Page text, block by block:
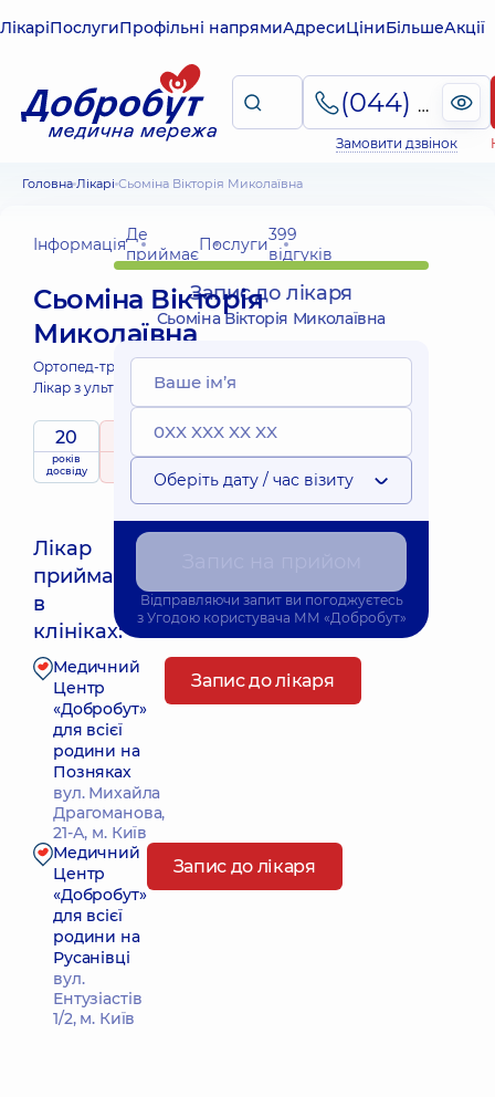
ЛікаріПослугиПрофільні напрямиАдресиЦіниБільшеАкції
(044) 495-2-888
Замовити дзвінок
Головна Лікарі Сьоміна Вікторія Миколаївна
ІнформаціяДе
приймаєПослуги399
відгуків
Сьоміна Вікторія
Миколаївна
Ортопед-травматолог дитячий;
Лікар з ультразвукової діагностики;
20
років
досвіду
5 / 5
рейтингна підставі
399 відгуків
приймає
дітей
Лікар
приймає
в
клініках:
Найближчий час прийому: 28.08.2026 17:30
Медичний
Центр
«Добробут»
для всієї
родини на
Позняках
вул. Михайла
Драгоманова,
21-А, м. Київ
Запис до лікаря
Медичний
Центр
«Добробут»
для всієї
родини на
Русанівці
вул.
Ентузіастів
1/2, м. Київ
Запис до лікаря
Запис до лікаря
Сьоміна Вікторія Миколаївна
Оберіть дату / час візиту
Відправляючи запит ви погоджуєтесь
з Угодою користувача ММ «Добробут»